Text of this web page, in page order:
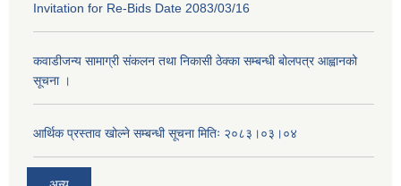
Invitation for Re-Bids Date 2083/03/16
कवाडीजन्य सामाग्री संकलन तथा निकासी ठेक्का सम्बन्धी बोलपत्र आह्वानको
सूचना ।
आर्थिक प्रस्ताव खोल्ने सम्बन्धी सूचना मितिः २०८३।०३।०४